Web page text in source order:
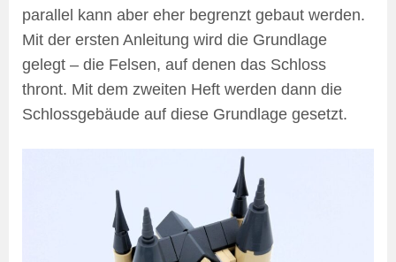
parallel kann aber eher begrenzt gebaut werden.
Mit der ersten Anleitung wird die Grundlage
gelegt – die Felsen, auf denen das Schloss
thront. Mit dem zweiten Heft werden dann die
Schlossgebäude auf diese Grundlage gesetzt.